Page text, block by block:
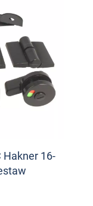
Hakner 16-